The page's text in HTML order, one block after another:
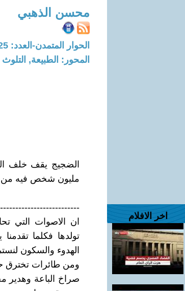
اخر الافلام
محسن الذهبي
الحوار المتمدن-العدد: 2125 - 2007 / 12 / 10 - 04:58
المحور: الطبيعة,
مليون شخص فيه
ان الاصوات التي
تولدها فكلما
الهدوء والسكون
ومن طائرات تخترق
صراخ الباعة وهدير